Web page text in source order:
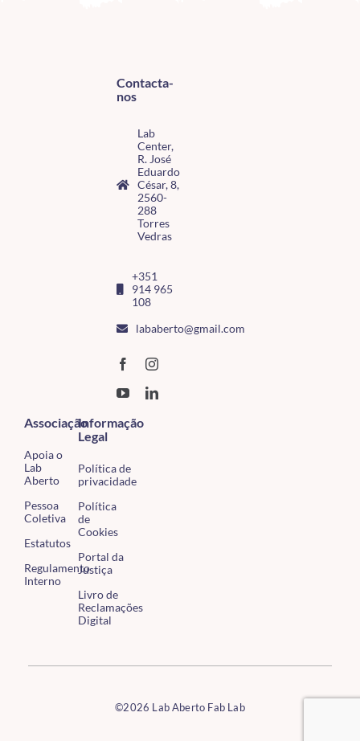
Contacta-
nos
Lab
Center,
R. José
Eduardo
César, 8,
2560-
288
Torres
Vedras
+351
914 965
108
lababerto@gmail.com
Associação
Apoia o
Lab
Aberto
Pessoa
Coletiva
Estatutos
Regulamento
Interno
Informação
Legal
Política de
privacidade
Política
de
Cookies
Portal da
Justiça
Livro de
Reclamações
Digital
©2026 Lab Aberto Fab Lab